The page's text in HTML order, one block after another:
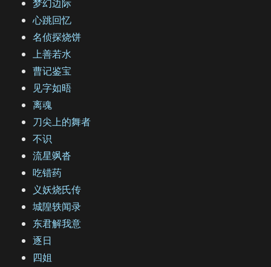
梦幻边际
心跳回忆
名侦探烧饼
上善若水
曹记鉴宝
见字如晤
离魂
刀尖上的舞者
不识
流星飒沓
吃错药
义妖烧氏传
城隍轶闻录
东君解我意
逐日
四姐